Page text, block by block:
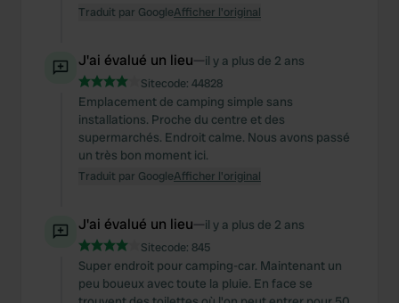
Traduit par GoogleAfficher l'original
J'ai évalué un lieu—il y a plus de 2 ans
Sitecode: 44828
Emplacement de camping simple sans
installations. Proche du centre et des
supermarchés. Endroit calme. Nous avons passé
un très bon moment ici.
Traduit par GoogleAfficher l'original
J'ai évalué un lieu—il y a plus de 2 ans
Sitecode: 845
Super endroit pour camping-car. Maintenant un
peu boueux avec toute la pluie. En face se